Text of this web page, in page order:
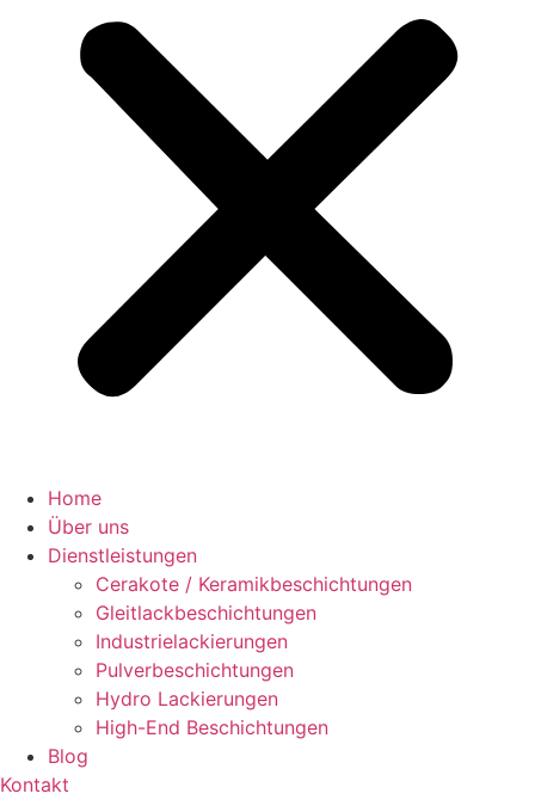
Home
Über uns
Dienstleistungen
Cerakote / Keramikbeschichtungen
Gleitlackbeschichtungen
Industrielackierungen
Pulverbeschichtungen
Hydro Lackierungen
High-End Beschichtungen
Blog
Kontakt